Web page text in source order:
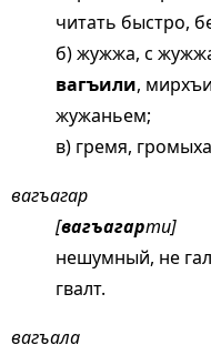
читать быстро,
б) жужжа, с
вагъили,
жужаньем;
в) гремя,
вагъагар
[вагъагарти]
нешумный, не
гвалт.
вагъала